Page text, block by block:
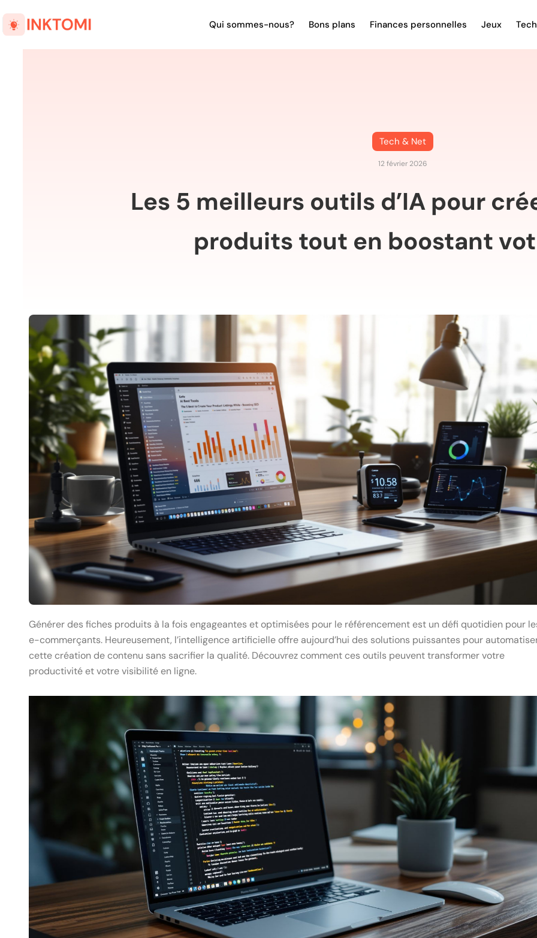
Qui sommes-nous? Bons plans Finances personnelles Jeux
Tech & Net
12 février 2026
Les 5 meilleurs outils d’IA pour
produits tout en boostant
Générer des fiches produits à la fois engageantes et optimisées pour le référencement est un défi quotidien pour
e-commerçants. Heureusement, l’intelligence artificielle offre aujourd’hui des solutions puissantes pour
cette création de contenu sans sacrifier la qualité. Découvrez comment ces outils peuvent transformer votre
productivité et votre visibilité en ligne.